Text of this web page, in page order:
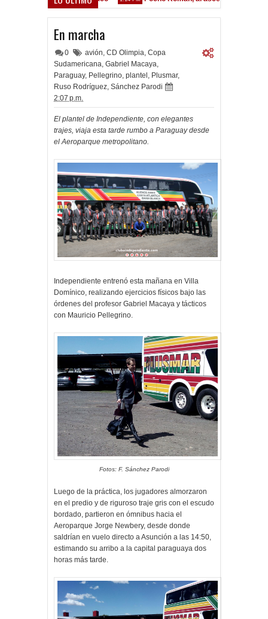
En marcha
0 avión, CD Olimpia, Copa
Sudamericana, Gabriel Macaya,
Paraguay, Pellegrino, plantel , Plusmar,
Ruso Rodríguez, Sánchez Parodi
2:07 p.m.
El plantel de Independiente, con elegantes
trajes, viaja esta tarde rumbo a Paraguay desde
el Aeroparque metropolitano.
Independiente entrenó esta mañana en Villa
Domínico, realizando ejercicios físicos bajo las
órdenes del profesor Gabriel Macaya y tácticos
con Mauricio Pellegrino.
Fotos: F. Sánchez Parodi
Luego de la práctica, los jugadores almorzaron
en el predio y de riguroso traje gris con el escudo
bordado, partieron en ómnibus hacia el
Aeroparque Jorge Newbery, desde donde
saldrían en vuelo directo a Asunción a las 14:50,
estimando su arribo a la capital paraguaya dos
horas más tarde.